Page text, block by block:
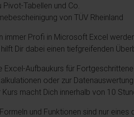
Pivot-Tabellen und Co.
von TÜV Rheinland
immer Profi in Microsoft Excel
Dir dabei einen tiefgreifenden
Excel-Aufbaukurs für
oder zur
macht Dich innerhalb von 10
und Funktionen sind nur